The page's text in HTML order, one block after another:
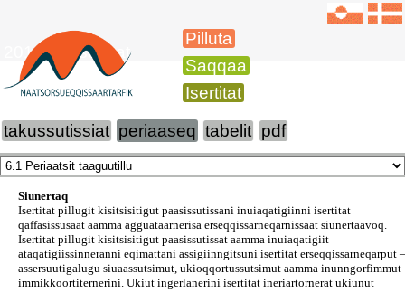
Pilluta
Saqqaa
Isertitat
2016-imi isertitat
takussutissiat periaaseq tabelit pdf